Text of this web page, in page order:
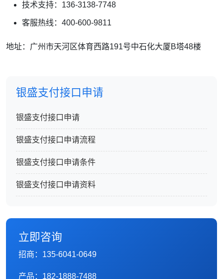
技术支持：136-3138-7748
客服热线：400-600-9811
地址：广州市天河区体育西路191号中石化大厦B塔48楼
银盛支付接口申请
银盛支付接口申请
银盛支付接口申请流程
银盛支付接口申请条件
银盛支付接口申请资料
立即咨询
招商：135-6041-0649
产品：182-1888-7488